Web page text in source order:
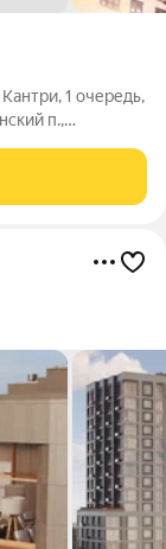
1 очередь,
п.,
охраной.